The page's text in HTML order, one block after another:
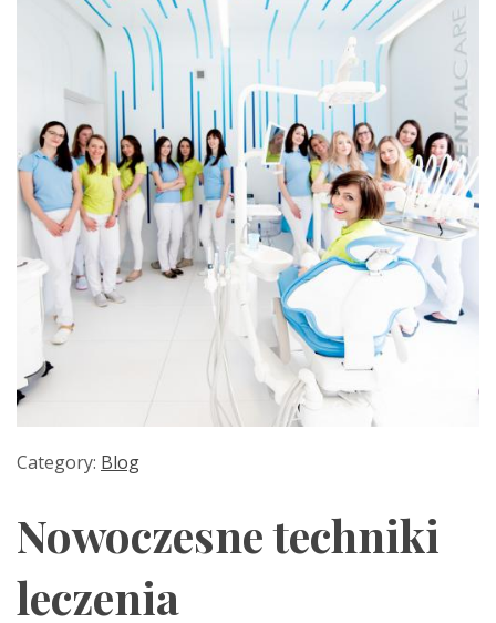
Category: Blog
Nowoczesne techniki
leczenia